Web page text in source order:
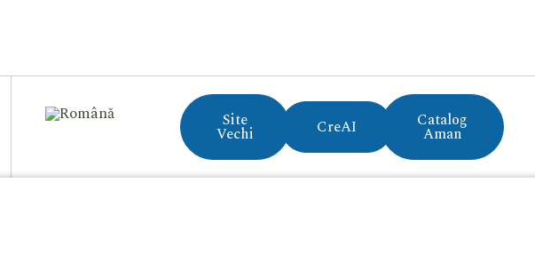
Site
Vechi CreAI Catalog
Aman